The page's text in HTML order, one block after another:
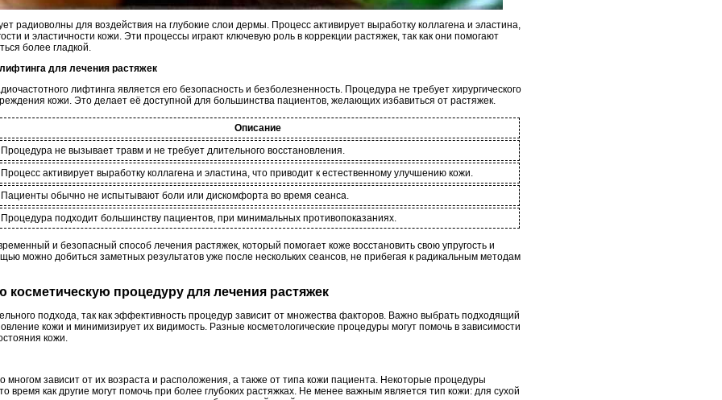
радиоволны для воздействия на глубокие слои дермы. Процесс активирует выработку коллагена и эластина,
и эластичности кожи. Эти процессы играют ключевую роль в коррекции растяжек, так как они помогают
более гладкой.
для лечения растяжек
лифтинга является его безопасность и безболезненность. Процедура не требует хирургического
кожи. Это делает её доступной для большинства пациентов, желающих избавиться от растяжек.
Описание
Процедура не вызывает травм и не требует длительного восстановления.
Процесс активирует выработку коллагена и эластина, что приводит к естественному улучшению кожи.
Пациенты обычно не испытывают боли или дискомфорта во время сеанса.
Процедура подходит большинству пациентов, при минимальных противопоказаниях.
и безопасный способ лечения растяжек, который помогает коже восстановить свою упругость и
можно добиться заметных результатов уже после нескольких сеансов, не прибегая к радикальным методам
косметическую процедуру для лечения растяжек
подхода, так как эффективность процедур зависит от множества факторов. Важно выбрать подходящий
кожи и минимизирует их видимость. Разные косметологические процедуры могут помочь в зависимости
кожи.
многом зависит от их возраста и расположения, а также от типа кожи пациента. Некоторые процедуры
время как другие могут помочь при более глубоких растяжках. Не менее важным является тип кожи: для сухой